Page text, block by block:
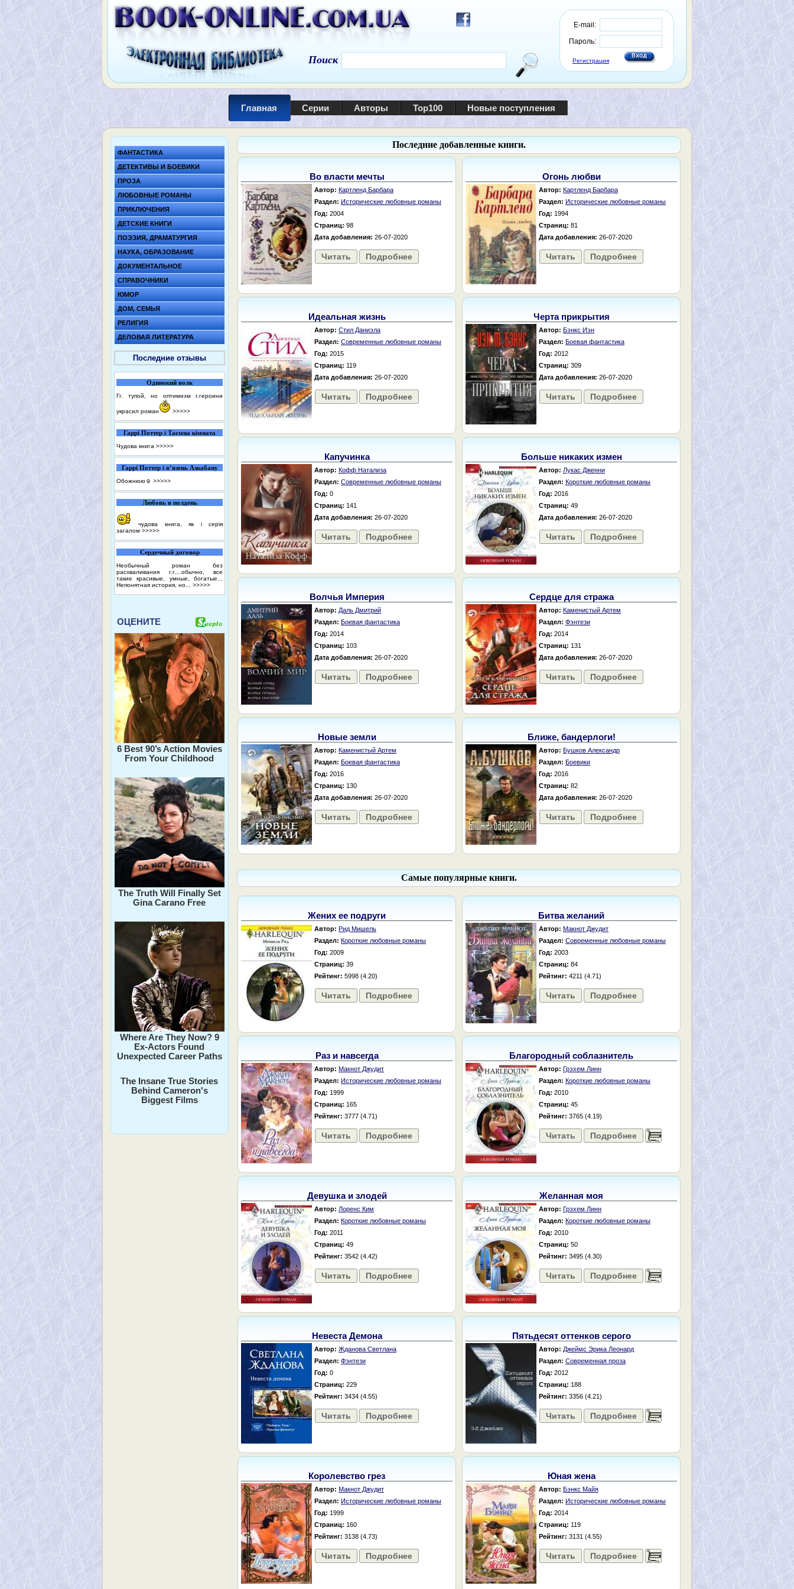
E-mail:
Пароль:
Регистрация
Поиск
Главная Серии Авторы Top100 Новые поступления
ФАНТАСТИКА
ДЕТЕКТИВЫ И БОЕВИКИ
ПРОЗА
ЛЮБОВНЫЕ РОМАНЫ
ПРИКЛЮЧЕНИЯ
ДЕТСКИЕ КНИГИ
ПОЭЗИЯ, ДРАМАТУРГИЯ
НАУКА, ОБРАЗОВАНИЕ
ДОКУМЕНТАЛЬНОЕ
СПРАВОЧНИКИ
ЮМОР
ДОМ, СЕМЬЯ
РЕЛИГИЯ
ДЕЛОВАЯ ЛИТЕРАТУРА
Последние отзывы
Одинокий волк
Гг. тупой, но оптимизм г.героини
украсил роман >>>>>
Гаррі Поттер і Таємна кімната
Чудова книга >>>>>
Гаррі Поттер і в’язень Азкабану
Обожнюю☺️ >>>>>
Любовь в полдень
чудова книга, як і серія
загалом >>>>>
Сердечный договор
Необычный роман без
расхваливания г.г....обычно, все
такие красивые, умные, богатые...
Непонятная история, но... >>>>>
ОЦЕНИТЕ
6 Best 90’s Action Movies
From Your Childhood
The Truth Will Finally Set
Gina Carano Free
Where Are They Now? 9
Ex-Actors Found
Unexpected Career Paths
The Insane True Stories
Behind Cameron's
Biggest Films
Последние добавленные книги.
Во власти мечты
Автор: Картленд Барбара
Раздел: Исторические любовные романы
Год: 2004
Страниц: 98
Дата добавления: 26-07-2020
Читать Подробнее
Огонь любви
Автор: Картленд Барбара
Раздел: Исторические любовные романы
Год: 1994
Страниц: 81
Дата добавления: 26-07-2020
Читать Подробнее
Идеальная жизнь
Автор: Стил Даниэла
Раздел: Современные любовные романы
Год: 2015
Страниц: 119
Дата добавления: 26-07-2020
Читать Подробнее
Черта прикрытия
Автор: Бэнкс Иэн
Раздел: Боевая фантастика
Год: 2012
Страниц: 309
Дата добавления: 26-07-2020
Читать Подробнее
Капучинка
Автор: Кофф Натализа
Раздел: Современные любовные романы
Год: 0
Страниц: 141
Дата добавления: 26-07-2020
Читать Подробнее
Больше никаких измен
Автор: Лукас Дженни
Раздел: Короткие любовные романы
Год: 2016
Страниц: 49
Дата добавления: 26-07-2020
Читать Подробнее
Волчья Империя
Автор: Даль Дмитрий
Раздел: Боевая фантастика
Год: 2014
Страниц: 103
Дата добавления: 26-07-2020
Читать Подробнее
Сердце для стража
Автор: Каменистый Артем
Раздел: Фэнтези
Год: 2014
Страниц: 131
Дата добавления: 26-07-2020
Читать Подробнее
Новые земли
Автор: Каменистый Артем
Раздел: Боевая фантастика
Год: 2016
Страниц: 130
Дата добавления: 26-07-2020
Читать Подробнее
Ближе, бандерлоги!
Автор: Бушков Александр
Раздел: Боевики
Год: 2016
Страниц: 82
Дата добавления: 26-07-2020
Читать Подробнее
Самые популярные книги.
Жених ее подруги
Автор: Рид Мишель
Раздел: Короткие любовные романы
Год: 2009
Страниц: 39
Рейтинг: 5998 (4.20)
Читать Подробнее
Битва желаний
Автор: Макнот Джудит
Раздел: Современные любовные романы
Год: 2003
Страниц: 84
Рейтинг: 4211 (4.71)
Читать Подробнее
Раз и навсегда
Автор: Макнот Джудит
Раздел: Исторические любовные романы
Год: 1999
Страниц: 165
Рейтинг: 3777 (4.71)
Читать Подробнее
Благородный соблазнитель
Автор: Грэхем Линн
Раздел: Короткие любовные романы
Год: 2010
Страниц: 45
Рейтинг: 3765 (4.19)
Читать Подробнее ......
Девушка и злодей
Автор: Лоренс Ким
Раздел: Короткие любовные романы
Год: 2011
Страниц: 49
Рейтинг: 3542 (4.42)
Читать Подробнее
Желанная моя
Автор: Грэхем Линн
Раздел: Короткие любовные романы
Год: 2010
Страниц: 50
Рейтинг: 3495 (4.30)
Читать Подробнее ......
Невеста Демона
Автор: Жданова Светлана
Раздел: Фэнтези
Год: 0
Страниц: 229
Рейтинг: 3434 (4.55)
Читать Подробнее
Пятьдесят оттенков серого
Автор: Джеймс Эрика Леонард
Раздел: Современная проза
Год: 2012
Страниц: 188
Рейтинг: 3356 (4.21)
Читать Подробнее ......
Королевство грез
Автор: Макнот Джудит
Раздел: Исторические любовные романы
Год: 1999
Страниц: 160
Рейтинг: 3138 (4.73)
Читать Подробнее
Юная жена
Автор: Бэнкс Майя
Раздел: Исторические любовные романы
Год: 2014
Страниц: 119
Рейтинг: 3131 (4.55)
Читать Подробнее ......